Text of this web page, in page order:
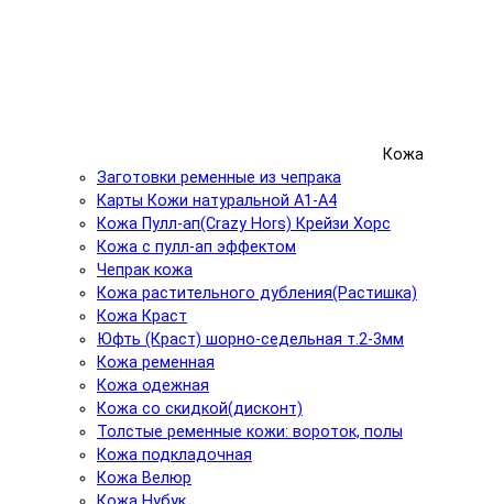
Кожа
Заготовки ременные из чепрака
Карты Кожи натуральной А1-А4
Кожа Пулл-ап(Crazy Hors) Крейзи Хорс
Кожа с пулл-ап эффектом
Чепрак кожа
Кожа растительного дубления(Растишка)
Кожа Краст
Юфть (Краст) шорно-седельная т.2-3мм
Кожа ременная
Кожа одежная
Кожа со скидкой(дисконт)
Толстые ременные кожи: вороток, полы
Кожа подкладочная
Кожа Велюр